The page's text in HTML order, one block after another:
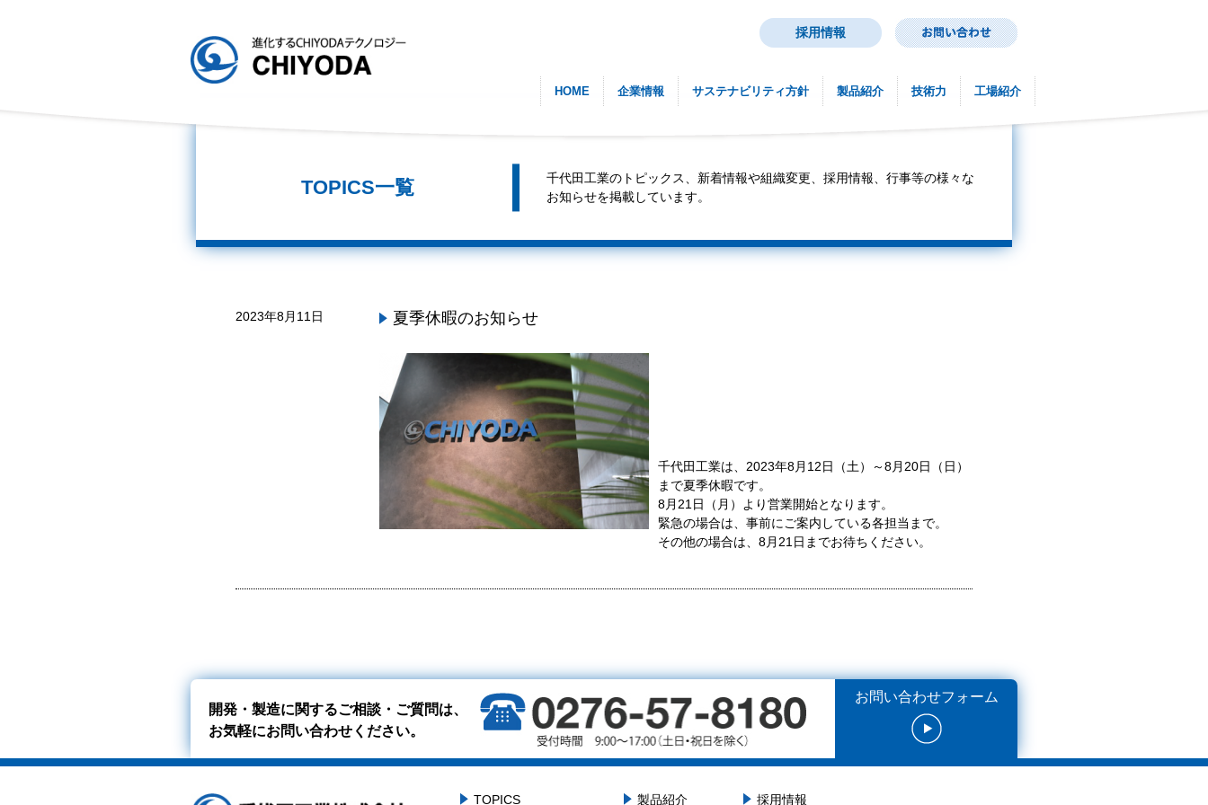
採用情報
HOME 企業情報 サステナビリティ方針 製品紹介 技術力 工場紹介
TOPICS一覧
千代田工業のトピックス、新着情報や組織変更、採用情報、行事等の様々な
お知らせを掲載しています。
2023年8月11日 夏季休暇のお知らせ
千代田工業は、2023年8月12日（土）～8月20日（日）
まで夏季休暇です。
8月21日（月）より営業開始となります。
緊急の場合は、事前にご案内している各担当まで。
その他の場合は、8月21日までお待ちください。
開発・製造に関するご相談・ご質問は、
お気軽にお問い合わせください。
お問い合わせフォーム
TOPICS 製品紹介 採用情報